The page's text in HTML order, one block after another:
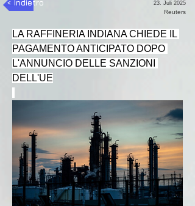
< Indietro 23. Juli 2025
Reuters
LA RAFFINERIA INDIANA CHIEDE IL
PAGAMENTO ANTICIPATO DOPO
L'ANNUNCIO DELLE SANZIONI
DELL'UE